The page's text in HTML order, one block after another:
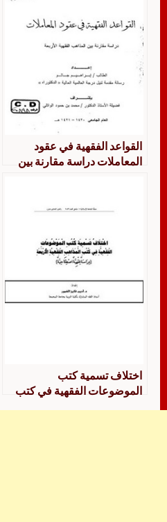
القواعد الفقهية في عقود
المعاملات دراسة مقارنة بين
اختلاف تسمية كتب
الموضوعات الفقهية في كتب